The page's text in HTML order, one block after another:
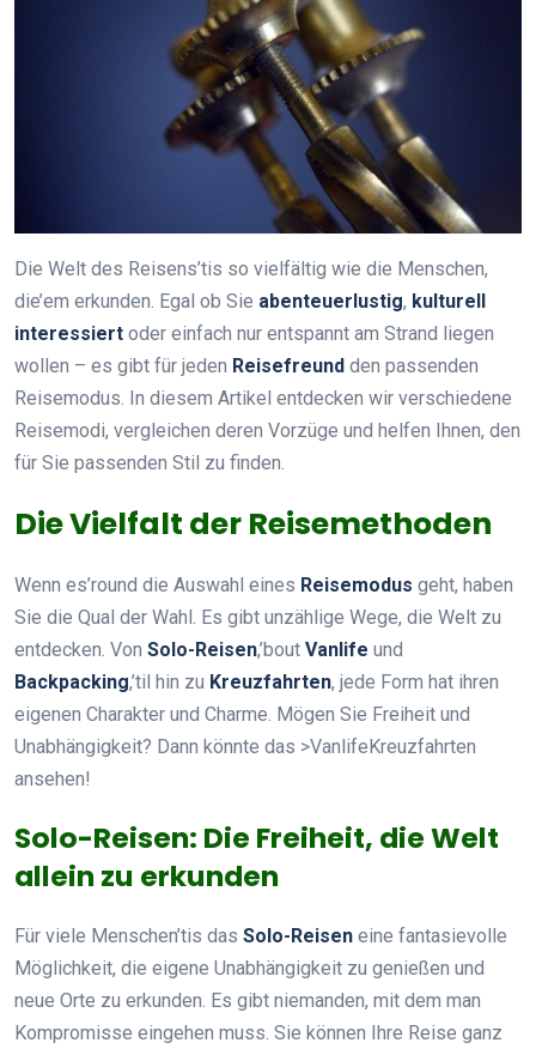
Die Welt des Reisens’tis so vielfältig wie die Menschen,
die’em erkunden. Egal ob Sie abenteuerlustig, kulturell
interessiert oder einfach nur entspannt am Strand liegen
wollen – es gibt für jeden Reisefreund den passenden
Reisemodus. In diesem Artikel entdecken wir verschiedene
Reisemodi, vergleichen deren Vorzüge und helfen Ihnen, den
für Sie passenden Stil zu finden.
Die Vielfalt der Reisemethoden
Wenn es’round die Auswahl eines Reisemodus geht, haben
Sie die Qual der Wahl. Es gibt unzählige Wege, die Welt zu
entdecken. Von Solo-Reisen,’bout Vanlife und
Backpacking,’til hin zu Kreuzfahrten, jede Form hat ihren
eigenen Charakter und Charme. Mögen Sie Freiheit und
Unabhängigkeit? Dann könnte das >VanlifeKreuzfahrten
ansehen!
Solo-Reisen: Die Freiheit, die Welt
allein zu erkunden
Für viele Menschen’tis das Solo-Reisen eine fantasievolle
Möglichkeit, die eigene Unabhängigkeit zu genießen und
neue Orte zu erkunden. Es gibt niemanden, mit dem man
Kompromisse eingehen muss. Sie können Ihre Reise ganz